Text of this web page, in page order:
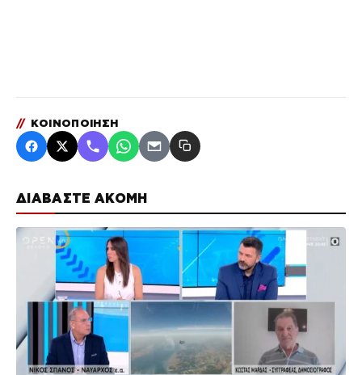
ΔΙΑΒΑΣΤΕ ΑΚΟΜΗ
// ΚΟΙΝΟΠΟΙΗΣΗ